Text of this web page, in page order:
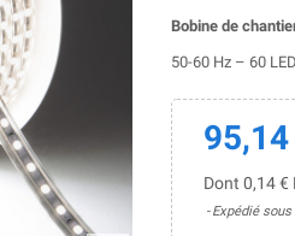
Bobine de
50-60 Hz – 60
Dont 0,14 €
Expédié